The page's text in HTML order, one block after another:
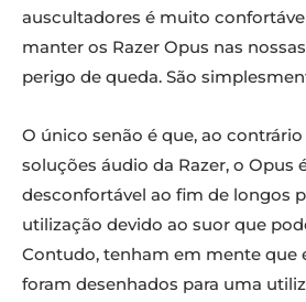
auscultadores é muito
manter os Razer Opus nas
perigo de queda. São
O único senão é que, ao
soluções áudio da Razer, o Opus
desconfortável ao fim de longos
utilização devido ao suor que
Contudo, tenham em mente que
foram desenhados para uma